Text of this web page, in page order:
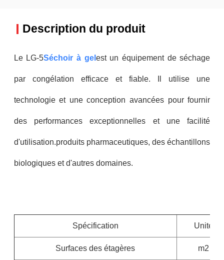
Description du produit
Le LG-5Séchoir à gel est un équipement de séchage
par congélation efficace et fiable. Il utilise une
technologie et une conception avancées pour fournir
des performances exceptionnelles et une facilité
d'utilisation.produits pharmaceutiques, des échantillons
biologiques et d'autres domaines.
Spécification Unité
Surfaces des étagères m2